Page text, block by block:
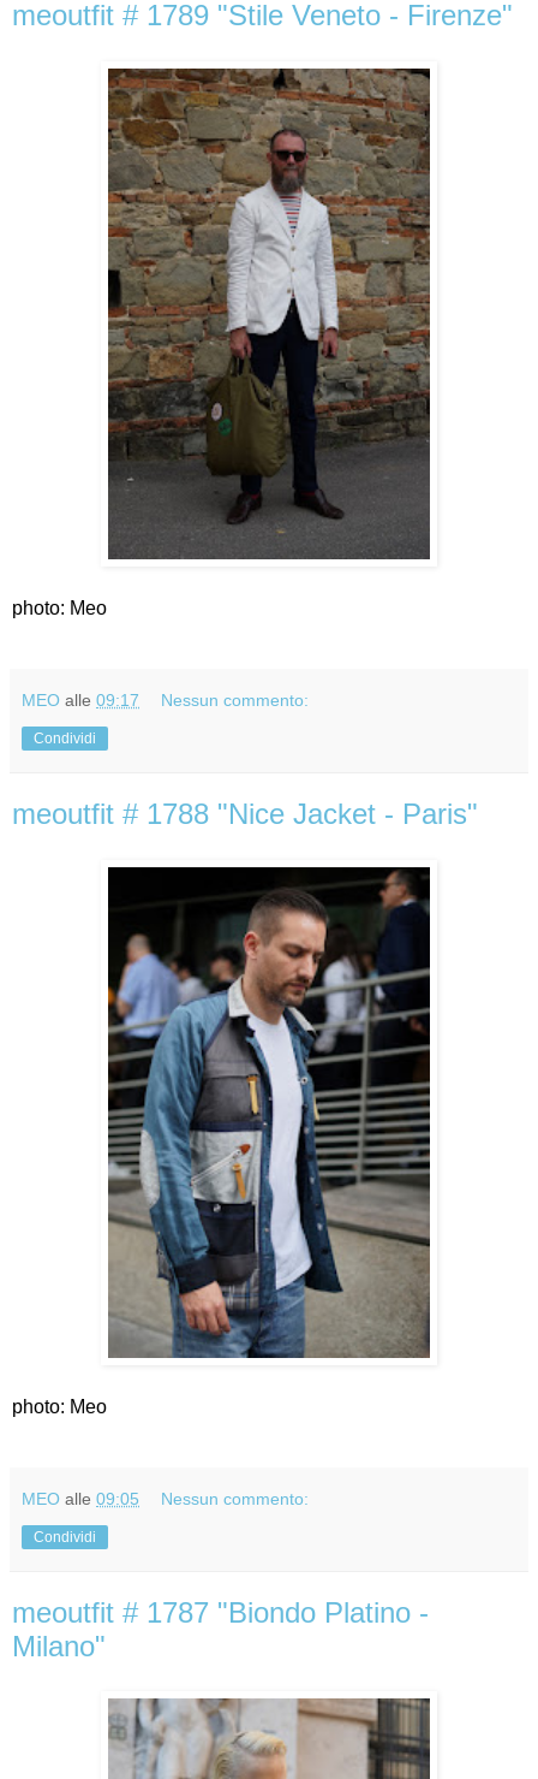
meoutfit # 1789 "Stile Veneto - Firenze"
photo: Meo
MEO alle 09:17 Nessun commento:
Condividi
meoutfit # 1788 "Nice Jacket - Paris"
photo: Meo
MEO alle 09:05 Nessun commento:
Condividi
meoutfit # 1787 "Biondo Platino -
Milano"